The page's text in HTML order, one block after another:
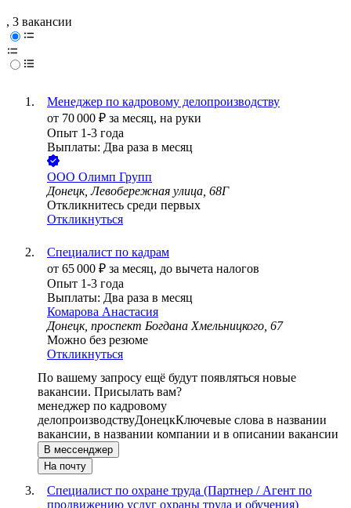
, 3 вакансии
Менеджер по кадровому делопроизводству
от 70 000 ₽ за месяц, на руки
Опыт 1-3 года
Выплаты: Два раза в месяц
ООО Олимп Групп
Донецк, Левобережная улица, 68Г
Откликнитесь среди первых
Откликнуться
Специалист по кадрам
от 65 000 ₽ за месяц, до вычета налогов
Опыт 1-3 года
Выплаты: Два раза в месяц
Комарова Анастасия
Донецк, проспект Богдана Хмельницкого, 67
Можно без резюме
Откликнуться
По вашему запросу ещё будут появляться новые
вакансии. Присылать вам?
менеджер по кадровому
делопроизводствуДонецкКлючевые слова в названии
вакансии, в названии компании и в описании вакансии
В мессенджер
На почту
Специалист по охране труда (Партнер / Агент по
продвижению услуг охраны труда и обучения)